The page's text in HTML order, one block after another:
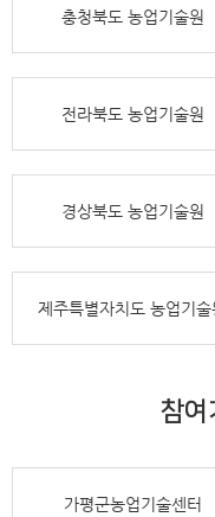
충청북도 농업기술원
전라북도 농업기술원
경상북도 농업기술원
제주특별자치도 농업기술
참여
가평군농업기술센터